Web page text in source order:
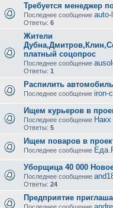
Требуется менеджер
Последнее сообщение auto-l
Ответы: 6
Жители
платный соцопрос
Последнее сообщение
Ответы: 1
Распилить
Последнее сообщение iron-
Ищем курьеров в
Последнее сообщение Накх
Ответы: 5
Ищем поваров в
Последнее сообщение
Уборщица 40 000
Последнее сообщение
Ответы: 24
Предприятие